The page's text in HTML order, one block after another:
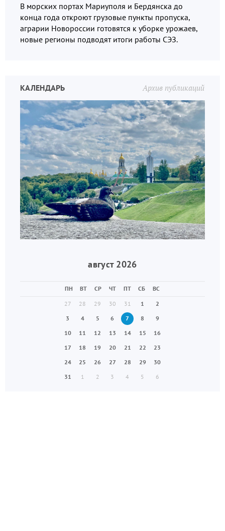
В морских портах Мариуполя и Бердянска до
конца года откроют грузовые пункты пропуска,
аграрии Новороссии готовятся к уборке урожаев,
новые регионы подводят итоги работы СЭЗ.
Архив публикаций
КАЛЕНДАРЬ
август 2026
ПН ВТ СР ЧТ ПТ СБ
ВС
27
28 29 30 31 1
2
3
4 5 6 7 8
9
10
11 12 13 14 15
16
17
18 19 20 21 22
23
24
25 26 27 28 29
30
31
1 2 3 4 5 6